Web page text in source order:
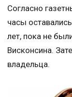
Согласно
часы
лет, пока не
Висконсина.
владельца.